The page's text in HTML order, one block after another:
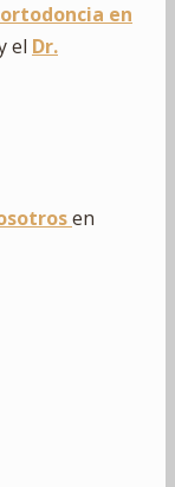
en
el Dr.
en